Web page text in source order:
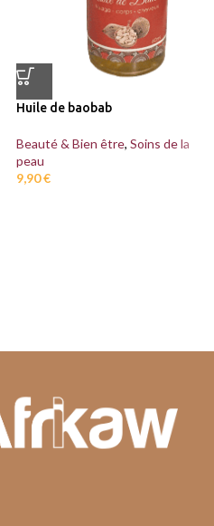
Huile de baobab
Beauté & Bien être, Soins de la
peau
9,90€